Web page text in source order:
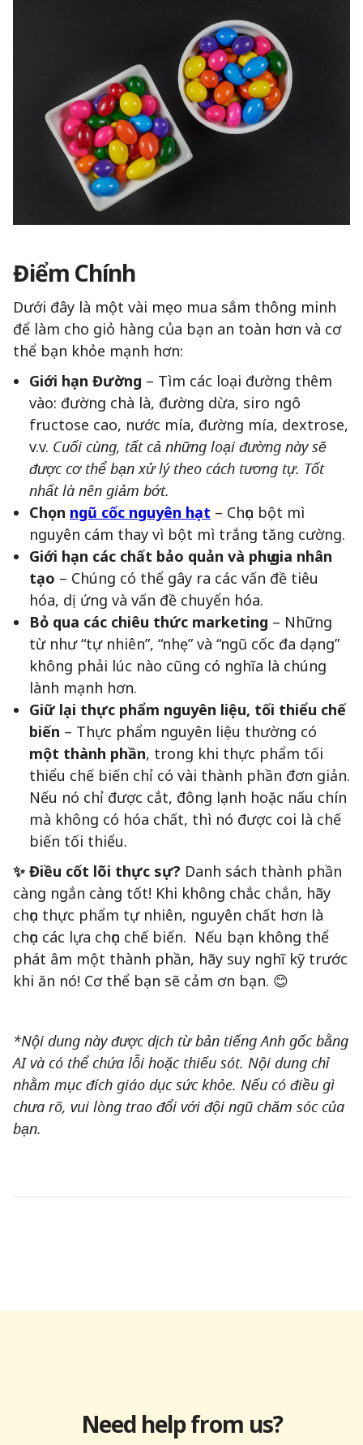
Điểm Chính
Dưới đây là một vài mẹo mua sắm thông minh
để làm cho giỏ hàng của bạn an toàn hơn và cơ
thể bạn khỏe mạnh hơn:
Giới hạn Đường – Tìm các loại đường thêm
vào: đường chà là, đường dừa, siro ngô
fructose cao, nước mía, đường mía, dextrose,
v.v. Cuối cùng, tất cả những loại đường này sẽ
được cơ thể bạn xử lý theo cách tương tự. Tốt
nhất là nên giảm bớt.
Chọn ngũ cốc nguyên hạt – Chọn bột mì
nguyên cám thay vì bột mì trắng tăng cường.
Giới hạn các chất bảo quản và phụ gia nhân
tạo – Chúng có thể gây ra các vấn đề tiêu
hóa, dị ứng và vấn đề chuyển hóa.
Bỏ qua các chiêu thức marketing – Những
từ như “tự nhiên”, “nhẹ” và “ngũ cốc đa dạng”
không phải lúc nào cũng có nghĩa là chúng
lành mạnh hơn.
Giữ lại thực phẩm nguyên liệu, tối thiểu chế
biến – Thực phẩm nguyên liệu thường có
một thành phần, trong khi thực phẩm tối
thiểu chế biến chỉ có vài thành phần đơn giản.
Nếu nó chỉ được cắt, đông lạnh hoặc nấu chín
mà không có hóa chất, thì nó được coi là chế
biến tối thiểu.
✨ Điều cốt lõi thực sự? Danh sách thành phần
càng ngắn càng tốt! Khi không chắc chắn, hãy
chọn thực phẩm tự nhiên, nguyên chất hơn là
chọn các lựa chọn chế biến. Nếu bạn không thể
phát âm một thành phần, hãy suy nghĩ kỹ trước
khi ăn nó! Cơ thể bạn sẽ cảm ơn bạn. 😊
*Nội dung này được dịch từ bản tiếng Anh gốc bằng
AI và có thể chứa lỗi hoặc thiếu sót. Nội dung chỉ
nhằm mục đích giáo dục sức khỏe. Nếu có điều gì
chưa rõ, vui lòng trao đổi với đội ngũ chăm sóc của
bạn.
Need help from us?